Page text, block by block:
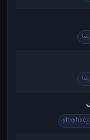
رضا
رضا
yhxyhxc